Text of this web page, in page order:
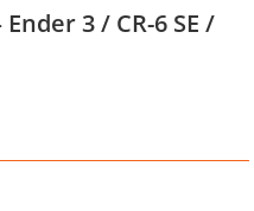
3 / CR-6 SE /